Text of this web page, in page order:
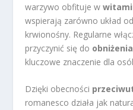
warzywo obfituje w
wspierają zarówno układ
krwionośny. Regularne
przyczynić się do
kluczowe znaczenie dla
Dzięki obecności
romanesco działa jak